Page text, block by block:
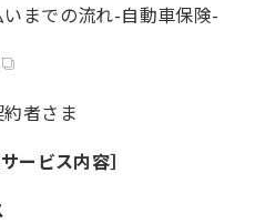
までの流れ-自動車保険-
者さま
ービス内容］